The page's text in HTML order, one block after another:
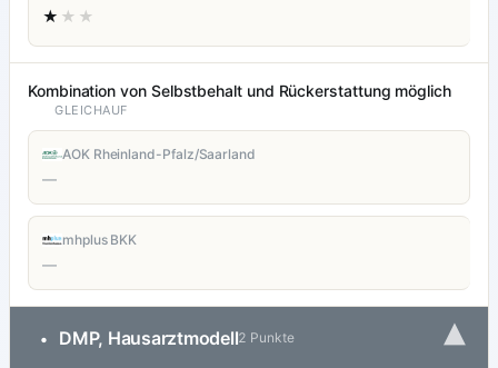
★ ★★
Kombination von Selbstbehalt und Rückerstattung möglich
GLEICHAUF
AOK Rheinland-Pfalz/Saarland
—
mhplus BKK
—
• DMP, Hausarztmodell2 Punkte ▾